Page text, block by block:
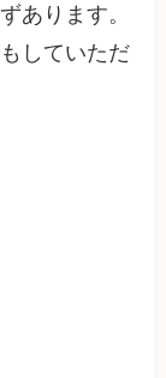
あります。
していただ